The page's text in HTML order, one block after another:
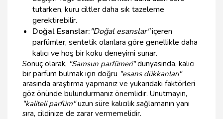
tutarken, kuru ciltler daha sık tazeleme
gerektirebilir.
Doğal Esanslar:"Doğal esanslar"içeren
parfümler, sentetik olanlara göre genellikle daha
kalıcı ve hoş bir koku deneyimi sunar.
Sonuç olarak, "Samsun parfümeri"dünyasında, kalıcı
bir parfüm bulmak için doğru "esans dükkanları"
arasında araştırma yapmanız ve yukarıdaki faktörleri
göz önünde bulundurmanız önemlidir. Unutmayın,
"kaliteli parfüm"uzun süre kalıcılık sağlamanın yanı
sıra, cildinize de zarar vermemelidir.